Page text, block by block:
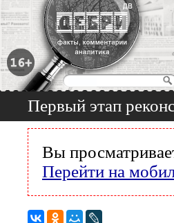
Первый этап
Вы
Перейти на